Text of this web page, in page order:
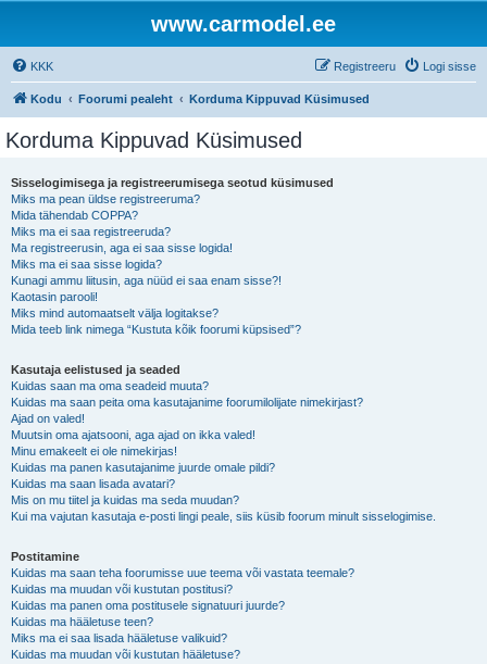
www.carmodel.ee
KKK Logi sisse
Registreeru
Kodu Foorumi pealeht Korduma Kippuvad Küsimused
Korduma Kippuvad Küsimused
Sisselogimisega ja registreerumisega seotud küsimused
Miks ma pean üldse registreeruma?
Mida tähendab COPPA?
Miks ma ei saa registreeruda?
Ma registreerusin, aga ei saa sisse logida!
Miks ma ei saa sisse logida?
Kunagi ammu liitusin, aga nüüd ei saa enam sisse?!
Kaotasin parooli!
Miks mind automaatselt välja logitakse?
Mida teeb link nimega “Kustuta kõik foorumi küpsised”?
Kasutaja eelistused ja seaded
Kuidas saan ma oma seadeid muuta?
Kuidas ma saan peita oma kasutajanime foorumilolijate nimekirjast?
Ajad on valed!
Muutsin oma ajatsooni, aga ajad on ikka valed!
Minu emakeelt ei ole nimekirjas!
Kuidas ma panen kasutajanime juurde omale pildi?
Kuidas ma saan lisada avatari?
Mis on mu tiitel ja kuidas ma seda muudan?
Kui ma vajutan kasutaja e-posti lingi peale, siis küsib foorum minult sisselogimise.
Postitamine
Kuidas ma saan teha foorumisse uue teema või vastata teemale?
Kuidas ma muudan või kustutan postitusi?
Kuidas ma panen oma postitusele signatuuri juurde?
Kuidas ma hääletuse teen?
Miks ma ei saa lisada hääletuse valikuid?
Kuidas ma muudan või kustutan hääletuse?